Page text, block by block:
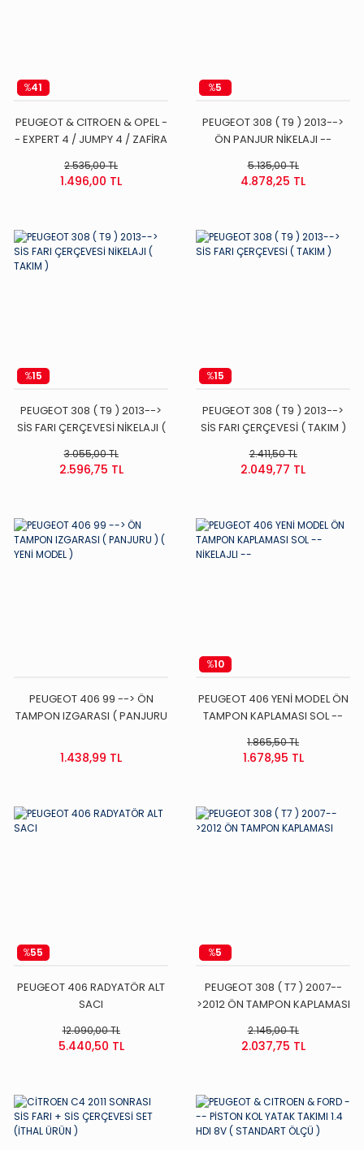
%41
PEUGEOT & CITROEN & OPEL -
- EXPERT 4 / JUMPY 4 / ZAFİRA
SOL )
2.535,00 TL
1.496,00 TL
%5
PEUGEOT 308 ( T9 ) 2013-->
ÖN PANJUR NİKELAJI --
5.135,00 TL
4.878,25 TL
%15
PEUGEOT 308 ( T9 ) 2013-->
SİS FARI ÇERÇEVESİ NİKELAJI (
3.055,00 TL
2.596,75 TL
%15
PEUGEOT 308 ( T9 ) 2013-->
SİS FARI ÇERÇEVESİ ( TAKIM )
2.411,50 TL
2.049,77 TL
PEUGEOT 406 99 --> ÖN
TAMPON IZGARASI ( PANJURU
1.438,99 TL
%10
PEUGEOT 406 YENİ MODEL ÖN
TAMPON KAPLAMASI SOL --
1.865,50 TL
1.678,95 TL
%55
PEUGEOT 406 RADYATÖR ALT
SACI
12.090,00 TL
5.440,50 TL
%5
PEUGEOT 308 ( T7 ) 2007--
>2012 ÖN TAMPON KAPLAMASI
2.145,00 TL
2.037,75 TL